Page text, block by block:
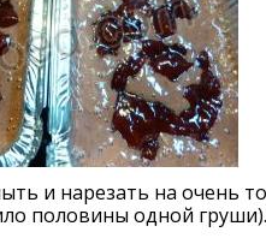
и нарезать на очень
половины одной груши).